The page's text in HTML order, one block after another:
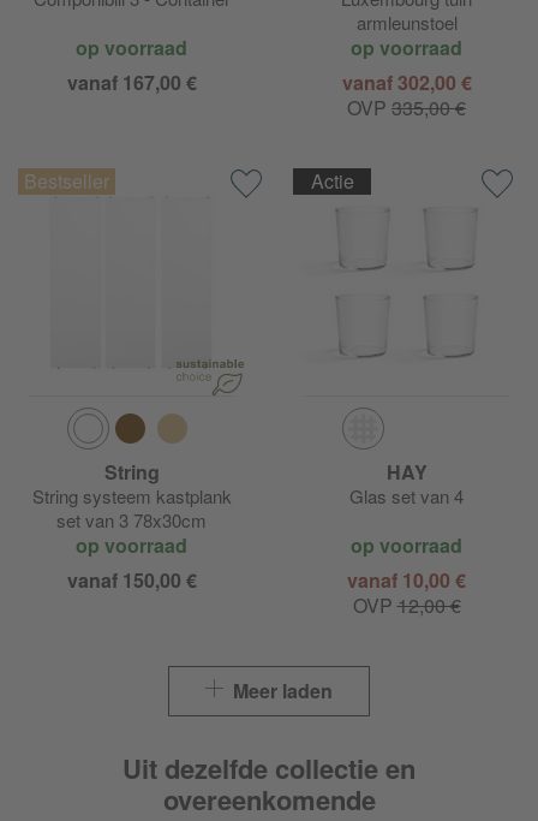
op voorraad
vanaf 167,00 €
armleunstoel
op voorraad
vanaf 302,00 €
OVP 335,00 €
String
String systeem kastplank
set van 3 78x30cm
op voorraad
vanaf 150,00 €
Actie
HAY
Glas set van 4
op voorraad
vanaf 10,00 €
OVP12,00 €
Meer laden
Uit dezelfde collectie en
overeenkomende